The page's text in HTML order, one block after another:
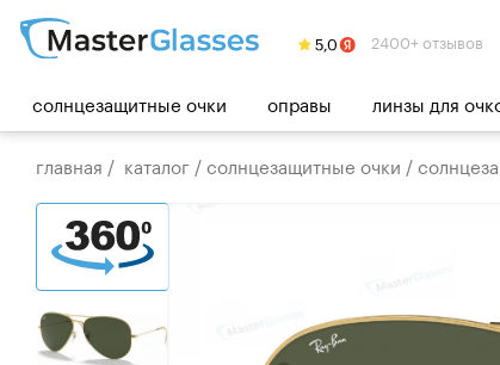
2400+ отзывов
солнцезащитные очки оправы линзы для
главная / каталог /солнцезащитные очки /